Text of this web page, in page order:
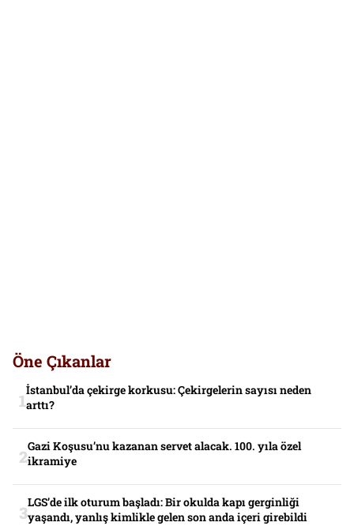
Öne Çıkanlar
İstanbul’da çekirge korkusu: Çekirgelerin sayısı neden
arttı?
Gazi Koşusu’nu kazanan servet alacak. 100. yıla özel
ikramiye
LGS’de ilk oturum başladı: Bir okulda kapı gerginliği
yaşandı, yanlış kimlikle gelen son anda içeri girebildi